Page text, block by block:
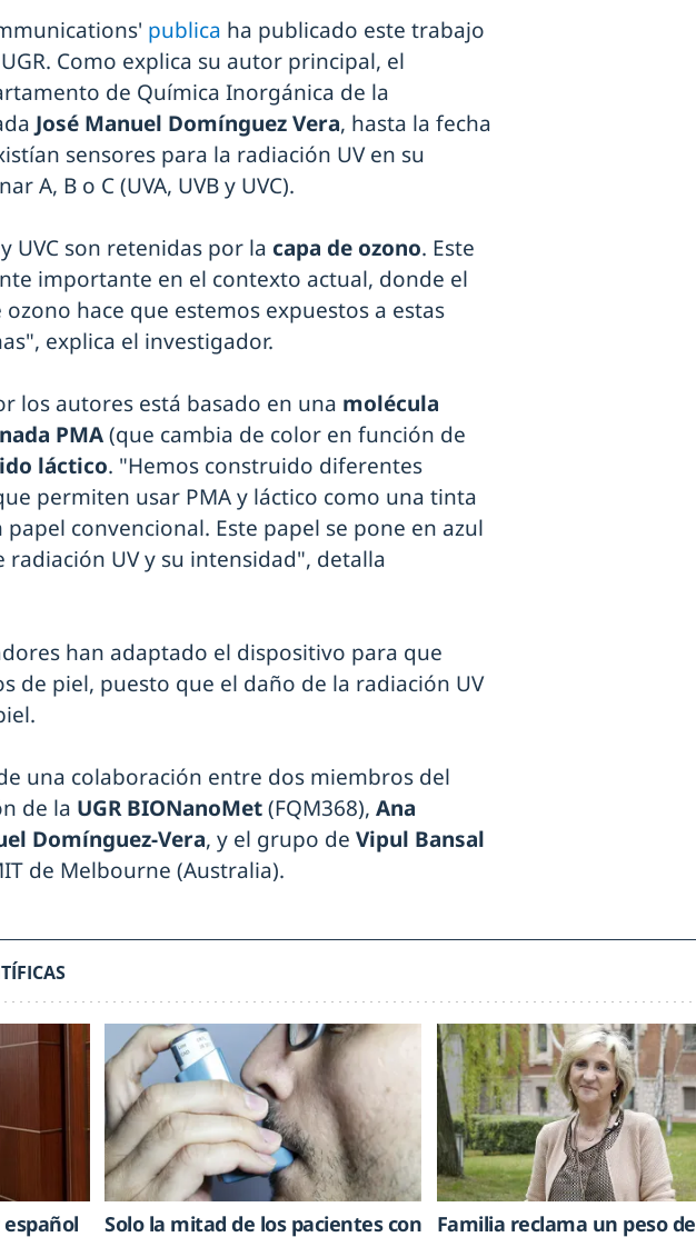
publica ha publicado este trabajo
Como explica su autor principal, el
de Química Inorgánica de la
José Manuel Domínguez Vera, hasta la fecha
sensores para la radiación UV en su
A, B o C (UVA, UVB y UVC).
UVC son retenidas por la capa de ozono. Este
importante en el contexto actual, donde el
hace que estemos expuestos a estas
explica el investigador.
los autores está basado en una molécula
PMA(que cambia de color en función de
láctico. "Hemos construido diferentes
permiten usar PMA y láctico como una tinta
convencional. Este papel se pone en azul
UV y su intensidad", detalla
han adaptado el dispositivo para que
de piel, puesto que el daño de la radiación UV
una colaboración entre dos miembros del
de la UGR BIONanoMet(FQM368), Ana
Domínguez-Vera, y el grupo de Vipul Bansal
de Melbourne (Australia).
Solo la mitad de los pacientes con
Familia reclama un peso de